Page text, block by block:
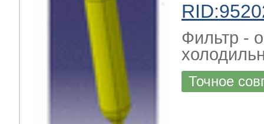
Фильтр -
Точное